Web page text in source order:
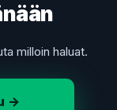
milloin haluat.
→